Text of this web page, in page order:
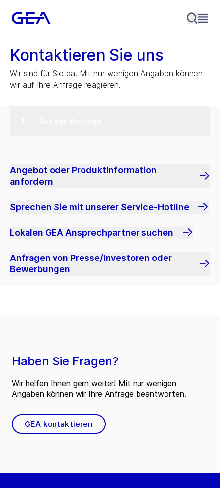
Kontaktieren Sie uns
Wir sind für Sie da! Mit nur wenigen Angaben können
wir auf Ihre Anfrage reagieren.
Angebot oder Produktinformation
anfordern
Sprechen Sie mit unserer Service-Hotline
Lokalen GEA Ansprechpartner suchen
Anfragen von Presse/Investoren oder
Bewerbungen
Haben Sie Fragen?
Wir helfen Ihnen gern weiter! Mit nur wenigen
Angaben können wir Ihre Anfrage beantworten.
GEA kontaktieren